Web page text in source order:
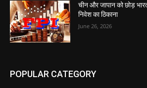
चीन और जापान को छोड़
निवेश का ठिकाना
June 26, 2026
POPULAR CATEGORY